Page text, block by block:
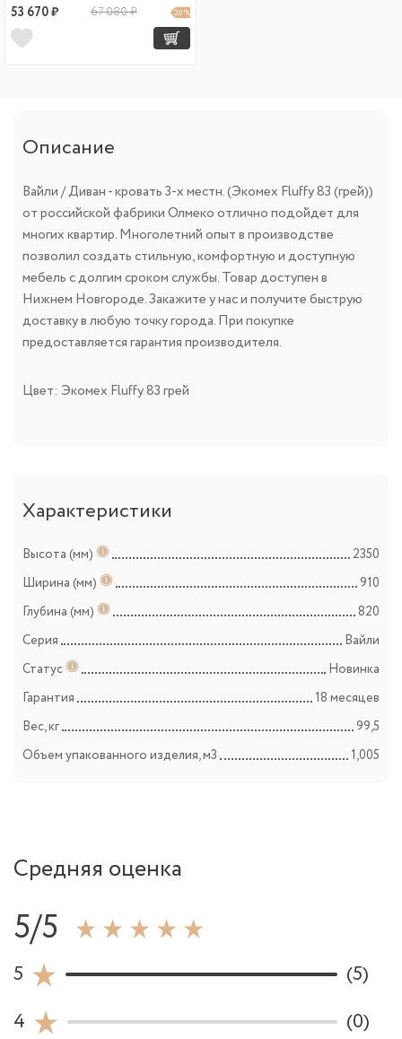
53 670 ₽ 67 080 ₽ 20 %
Описание
Вайли / Диван - кровать 3-х местн. (Экомех Fluffy 83 (грей))
от российской фабрики Олмеко отлично подойдет для
многих квартир. Многолетний опыт в производстве
позволил создать стильную, комфортную и доступную
мебель с долгим сроком службы. Товар доступен в
Нижнем Новгороде. Закажите у нас и получите быструю
доставку в любую точку города. При покупке
предоставляется гарантия производителя.
Цвет: Экомех Fluffy 83 грей
Характеристики
Высота (мм)
2350
Ширина (мм)
910
Глубина (мм)
820
Серия
Вайли
Статус
Новинка
Гарантия
18 месяцев
Вес, кг
99,5
Объем упакованного изделия, м3
1,005
Средняя оценка
5/5
5
(5)
4
(0)